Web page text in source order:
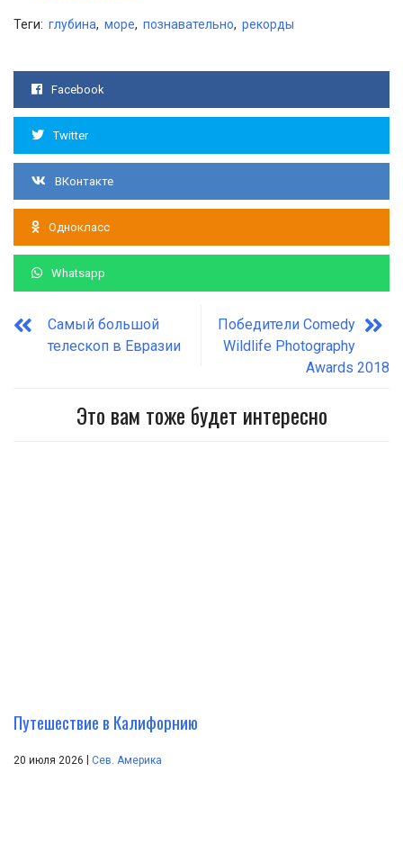
Теги: глубина, море, познавательно, рекорды
Facebook
Twitter
ВКонтакте
Однокласс
Whatsapp
Самый большой
телескоп в Евразии
Победители Comedy
Wildlife Photography
Awards 2018
Это вам тоже будет интересно
Путешествие в Калифорнию
20 июля 2026 | Сев. Америка